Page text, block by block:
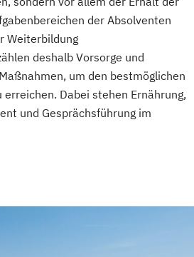
der Absolventen
Weiterbildung
deshalb Vorsorge und
um den bestmöglichen
erreichen. Dabei stehen Ernährung,
und Gesprächsführung im